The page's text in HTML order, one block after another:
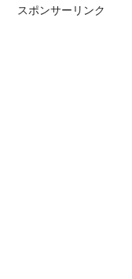
スポンサーリンク